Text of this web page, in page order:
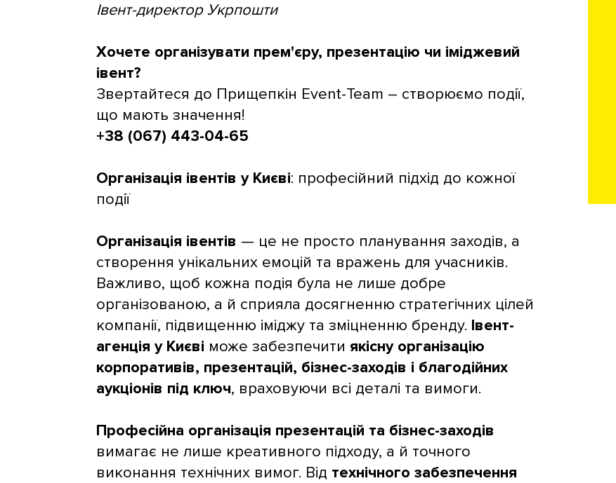
Івент-директор Укрпошти
Хочете організувати прем'єру, презентацію чи іміджевий
івент?
Звертайтеся до Прищепкін Event-Team – створюємо події,
що мають значення!
+38 (067) 443-04-65
Організація івентів у Києві: професійний підхід до кожної
події
Організація івентів — це не просто планування заходів, а
створення унікальних емоцій та вражень для учасників.
Важливо, щоб кожна подія була не лише добре
організованою, а й сприяла досягненню стратегічних цілей
компанії, підвищенню іміджу та зміцненню бренду. Івент-
агенція у Києві може забезпечити якісну організацію
корпоративів, презентацій, бізнес-заходів і благодійних
аукціонів під ключ, враховуючи всі деталі та вимоги.
Професійна організація презентацій та бізнес-заходів
вимагає не лише креативного підходу, а й точного
виконання технічних вимог. Від технічного забезпечення